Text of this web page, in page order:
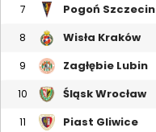
7 Pogoń Szczecin
8 Wisła Kraków
9 Zagłębie Lubin
10 Śląsk Wrocław
11 Piast Gliwice